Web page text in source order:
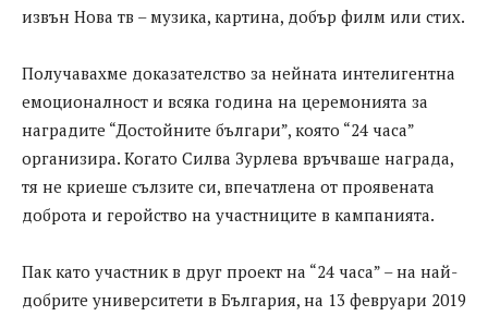
извън Нова тв – музика, картина, добър филм или стих.
Получавахме доказателство за нейната интелигентна
емоционалност и всяка година на церемонията за
наградите “Достойните българи”, която “24 часа”
организира. Когато Силва Зурлева връчваше награда,
тя не криеше сълзите си, впечатлена от проявената
доброта и геройство на участниците в кампанията.
Пак като участник в друг проект на “24 часа” – на най-
добрите университети в България, на 13 февруари 2019